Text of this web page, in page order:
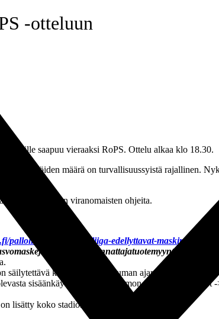
-otteluun
saapuu vieraaksi RoPS. Ottelu alkaa klo 18.30.
henkilöiden määrä on turvallisuussyistä rajallinen.
sekä muiden viranomaisten ohjeita.
palloliitto-ja-veikkausliiga-edellyttavat-maskin-
myynnissä kannattajatuotemyyntipisteellä 2.
säilytettävä koko ottelutapahtuman ajan.
sisäänkäynnistä (Pääkatsomon A-, B- ja C-
lisätty koko stadionin alueelle.